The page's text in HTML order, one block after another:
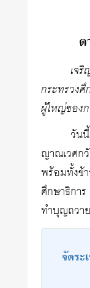
เจ
กระทรว
ผู้ใหญ่ของ
วัน
ญาณเวศ
พร้อมทั้งข้
ศึกษาธิก
ทำบุญถวา
จัดร